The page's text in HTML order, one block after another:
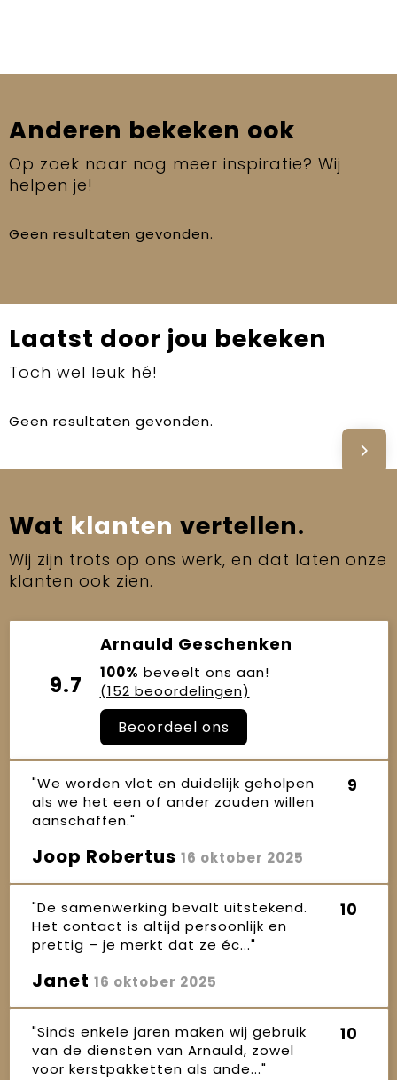
Anderen bekeken ook
Op zoek naar nog meer inspiratie? Wij
helpen je!
Geen resultaten gevonden.
Laatst door jou bekeken
Toch wel leuk hé!
Geen resultaten gevonden.
Wat klanten vertellen.
Wij zijn trots op ons werk, en dat laten onze
klanten ook zien.
9.7
Arnauld Geschenken
100% beveelt ons aan!
(152 beoordelingen)
Beoordeel ons
"We worden vlot en duidelijk geholpen
als we het een of ander zouden willen
aanschaffen."
9
Joop Robertus 16 oktober 2025
"De samenwerking bevalt uitstekend.
Het contact is altijd persoonlijk en
prettig – je merkt dat ze éc..."
10
Janet 16 oktober 2025
"Sinds enkele jaren maken wij gebruik
van de diensten van Arnauld, zowel
voor kerstpakketten als ande..."
10